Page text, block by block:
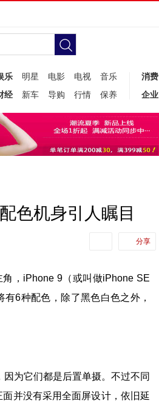
乐 明星 电影 电视
音乐
经
新车 导购 行情 保养
消费
企业
色机身引人瞩目
分享
，iPhone 9（或叫做iPhone SE
6种配色，除了黑色白色之外，
为它们都是后置单摄。不过不同
并没有采用全面屏设计，依旧延